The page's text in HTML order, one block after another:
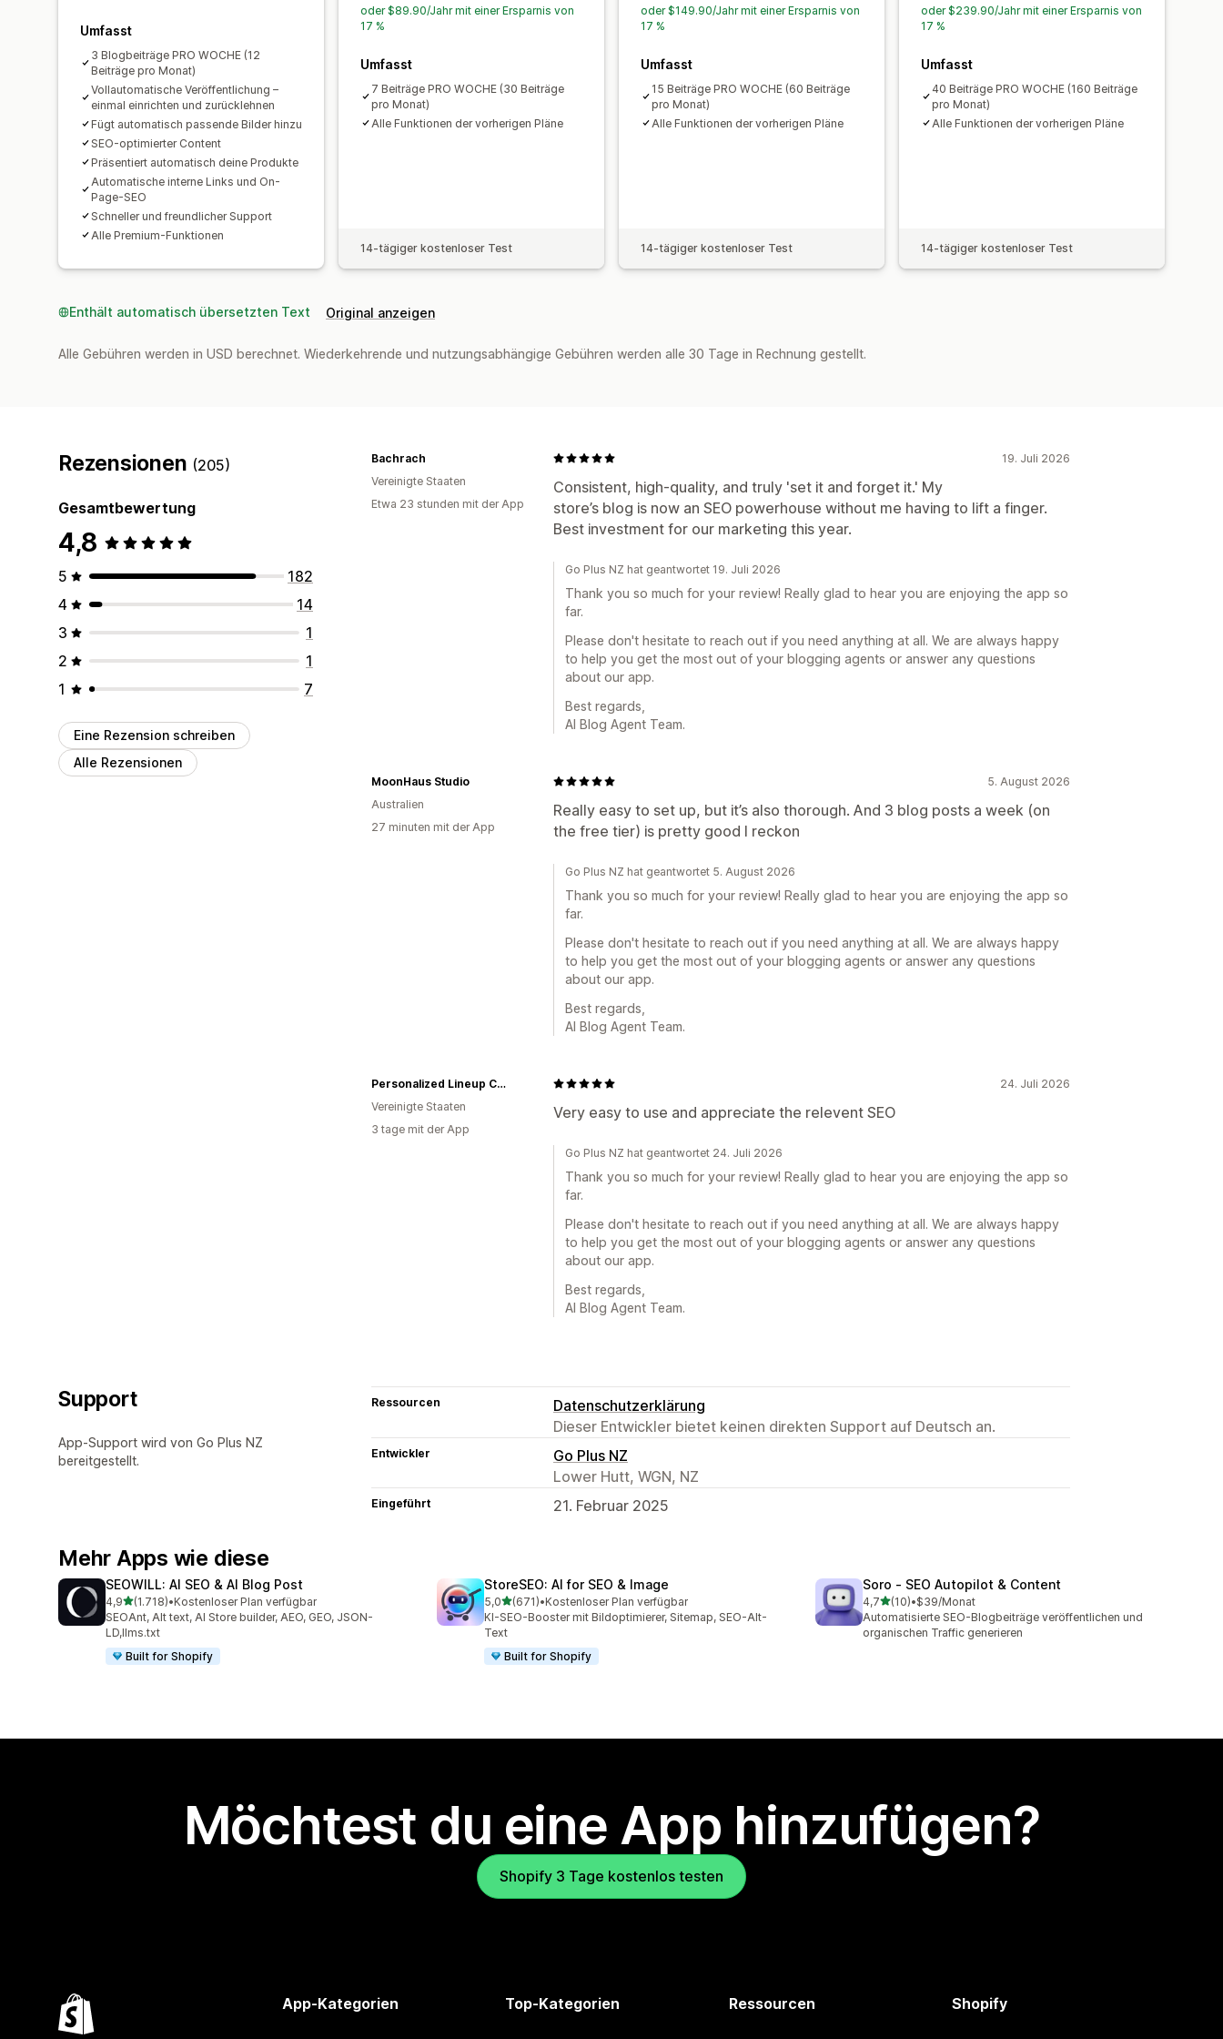
Umfasst
3 Blogbeiträge PRO WOCHE (12
Beiträge pro Monat)
Vollautomatische Veröffentlichung –
einmal einrichten und zurücklehnen
Fügt automatisch passende Bilder hinzu
SEO-optimierter Content
Präsentiert automatisch deine Produkte
Automatische interne Links und On-
Page-SEO
Schneller und freundlicher Support
Alle Premium-Funktionen
oder $89.90/Jahr mit einer Ersparnis von
17 %
Umfasst
7 Beiträge PRO WOCHE (30 Beiträge
pro Monat)
Alle Funktionen der vorherigen Pläne
14-tägiger kostenloser Test
oder $149.90/Jahr mit einer Ersparnis von
17 %
Umfasst
15 Beiträge PRO WOCHE (60 Beiträge
pro Monat)
Alle Funktionen der vorherigen Pläne
14-tägiger kostenloser Test
oder $239.90/Jahr mit einer Ersparnis von
17 %
Umfasst
40 Beiträge PRO WOCHE (160 Beiträge
pro Monat)
Alle Funktionen der vorherigen Pläne
14-tägiger kostenloser Test
Enthält automatisch übersetzten Text Original anzeigen
Alle Gebühren werden in USD berechnet. Wiederkehrende und nutzungsabhängige Gebühren werden alle 30 Tage in Rechnung gestellt.
Rezensionen (205)
Gesamtbewertung
4,8
5
182
4
14
3
1
2
1
1
7
Eine Rezension schreiben
Alle Rezensionen
19. Juli 2026
Consistent, high-quality, and truly 'set it and forget it.' My
store’s blog is now an SEO powerhouse without me having to lift a finger.
Best investment for our marketing this year.
Bachrach
Vereinigte Staaten
Etwa 23 stunden mit der App
Go Plus NZ hat geantwortet 19. Juli 2026
Thank you so much for your review! Really glad to hear you are enjoying the app so
far.
Please don't hesitate to reach out if you need anything at all. We are always happy
to help you get the most out of your blogging agents or answer any questions
about our app.
Best regards,
AI Blog Agent Team.
5. August 2026
Really easy to set up, but it’s also thorough. And 3 blog posts a week (on
the free tier) is pretty good I reckon
MoonHaus Studio
Australien
27 minuten mit der App
Go Plus NZ hat geantwortet 5. August 2026
Thank you so much for your review! Really glad to hear you are enjoying the app so
far.
Please don't hesitate to reach out if you need anything at all. We are always happy
to help you get the most out of your blogging agents or answer any questions
about our app.
Best regards,
AI Blog Agent Team.
24. Juli 2026
Very easy to use and appreciate the relevent SEO
Personalized Lineup Cards
Vereinigte Staaten
3 tage mit der App
Go Plus NZ hat geantwortet 24. Juli 2026
Thank you so much for your review! Really glad to hear you are enjoying the app so
far.
Please don't hesitate to reach out if you need anything at all. We are always happy
to help you get the most out of your blogging agents or answer any questions
about our app.
Best regards,
AI Blog Agent Team.
Support
App-Support wird von Go Plus NZ
bereitgestellt.
Ressourcen
Datenschutzerklärung
Dieser Entwickler bietet keinen direkten Support auf Deutsch an.
Entwickler
Go Plus NZ
Lower Hutt, WGN, NZ
Eingeführt 21. Februar 2025
Mehr Apps wie diese
SEOWILL: AI SEO & AI Blog Post
4,9von 5 Sternen
(1.718)
1718 Rezensionen insgesamt
•Kostenloser Plan verfügbar
SEOAnt, Alt text, AI Store builder, AEO, GEO, JSON-
LD,llms.txt
Built for Shopify
StoreSEO: AI for SEO & Image
5,0von 5 Sternen
(671)
671 Rezensionen insgesamt
•Kostenloser Plan verfügbar
KI-SEO-Booster mit Bildoptimierer, Sitemap, SEO-Alt-
Text
Built for Shopify
Soro ‑ SEO Autopilot & Content
4,7von 5 Sternen
(10)
10 Rezensionen insgesamt
•$39/Monat
Automatisierte SEO-Blogbeiträge veröffentlichen und
organischen Traffic generieren
Möchtest du eine App hinzufügen?
Shopify 3 Tage kostenlos testen
App-Kategorien Top-Kategorien Ressourcen Shopify